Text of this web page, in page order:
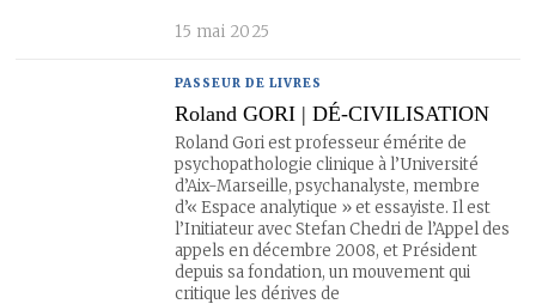
15 mai 2025
PASSEUR DE LIVRES
Roland GORI | DÉ-CIVILISATION
Roland Gori est professeur émérite de
psychopathologie clinique à l’Université
d’Aix-Marseille, psychanalyste, membre
d’« Espace analytique » et essayiste. Il est
l’Initiateur avec Stefan Chedri de l’Appel des
appels en décembre 2008, et Président
depuis sa fondation, un mouvement qui
critique les dérives de